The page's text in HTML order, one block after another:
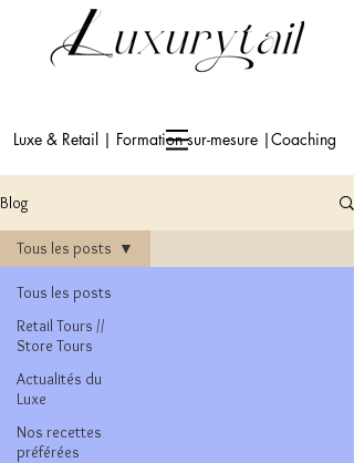
Luxe & Retail | Formation sur-mesure |Coaching
Blog
Tous les posts
Retail Tours //
Store Tours
Actualités du
Luxe
Nos recettes
préférées
Tous les posts